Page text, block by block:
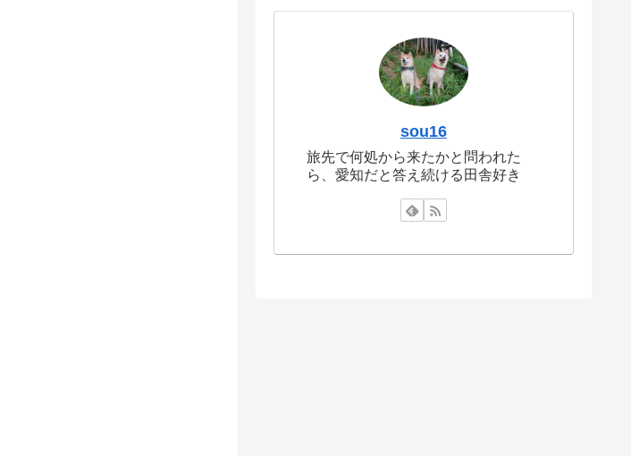
sou16
旅先で何処から来たかと問われた
ら、愛知だと答え続ける田舎好き